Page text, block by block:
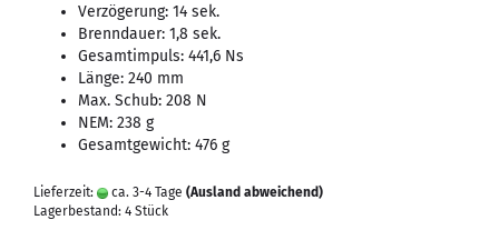
Verzögerung: 14 sek.
Brenndauer: 1,8 sek.
Gesamtimpuls: 441,6 Ns
Länge: 240 mm
Max. Schub: 208 N
NEM: 238 g
Gesamtgewicht: 476 g
Lieferzeit: ca. 3-4 Tage (Ausland abweichend)
Lagerbestand: 4 Stück